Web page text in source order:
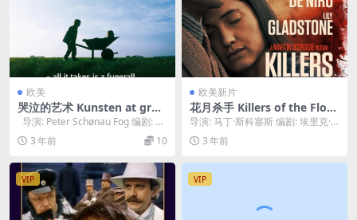
欧美
哭泣的艺术 Kunsten at græ
de i kor (2006)
导演: Peter Schønau Fog 编剧: Bo
Hr. ...
3 年前 10
欧美新片
花月杀手 Killers of the Flow
er Moon (2023)
导演: 马丁·斯科塞斯 编剧: 埃里克·
罗思 / 马丁·斯科塞斯 主演: 莱昂纳...
3 年前
VIP VIP